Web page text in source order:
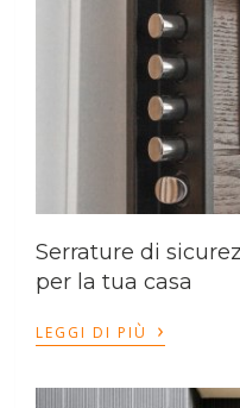
Serrature di
per la tua casa
LEGGI DI PIÙ ›